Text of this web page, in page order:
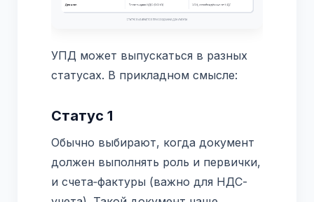
УПД может выпускаться в разных
статусах. В прикладном смысле:
Статус 1
Обычно выбирают, когда документ
должен выполнять роль и первички,
и счета‑фактуры (важно для НДС-